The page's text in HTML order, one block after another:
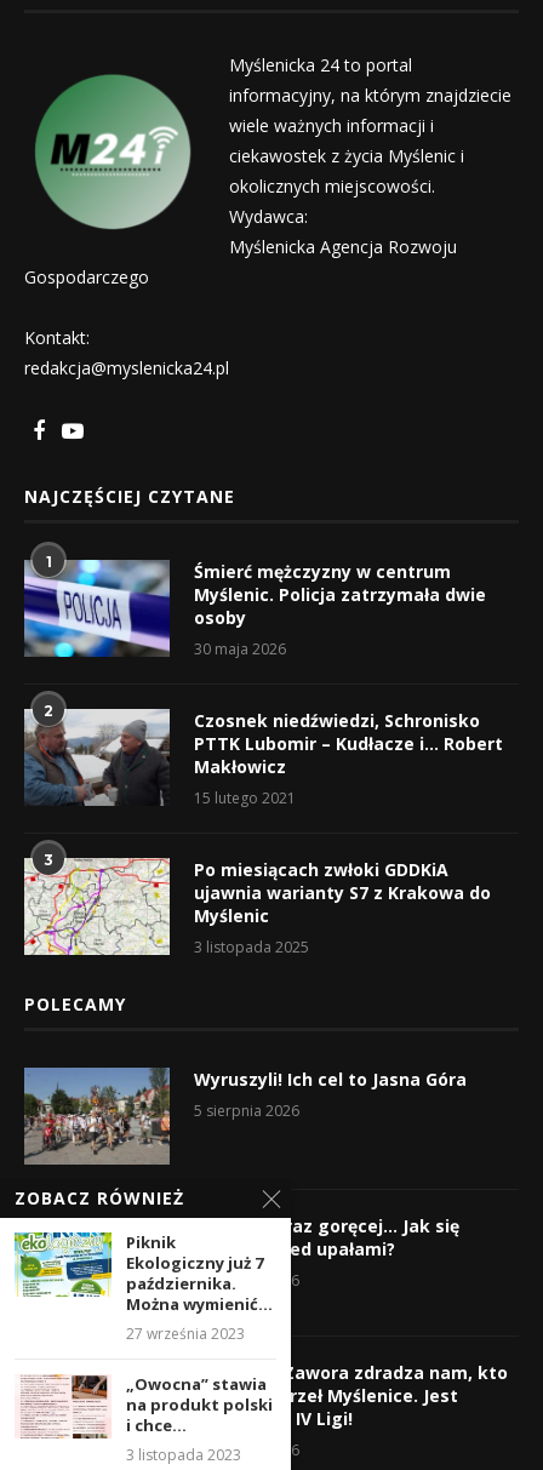
Myślenicka 24 to portal
informacyjny, na którym znajdziecie
wiele ważnych informacji i
ciekawostek z życia Myślenic i
okolicznych miejscowości.
Wydawca:
Myślenicka Agencja Rozwoju
Gospodarczego
Kontakt:
redakcja@myslenicka24.pl
NAJCZĘŚCIEJ CZYTANE
1
Śmierć mężczyzny w centrum
Myślenic. Policja zatrzymała dwie
osoby
30 maja 2026
2
Czosnek niedźwiedzi, Schronisko
PTTK Lubomir – Kudłacze i… Robert
Makłowicz
15 lutego 2021
3
Po miesiącach zwłoki GDDKiA
ujawnia warianty S7 z Krakowa do
Myślenic
3 listopada 2025
POLECAMY
Wyruszyli! Ich cel to Jasna Góra
5 sierpnia 2026
Gorąco, coraz goręcej… Jak się
chronić przed upałami?
4 sierpnia 2026
Krzysztof Zawora zdradza nam, kto
wzmocni Orzeł Myślenice. Jest
nazwisko z IV Ligi!
3 sierpnia 2026
ZOBACZ RÓWNIEŻ
Piknik
Ekologiczny już 7
października.
Można wymienić...
27 września 2023
„Owocna” stawia
na produkt polski
i chce...
3 listopada 2023